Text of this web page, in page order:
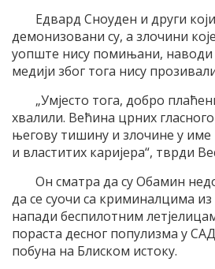
Едвард Сноуден и други
демонизовани су, а злочини
уопште нису помињани, наводи
медији због тога нису
„Умјесто тога, добро
хвалили. Већина црних
његову тишину и злочине у име
и властитих каријера“, тврди
Он сматра да су Обамин
да се суочи са криминалцима
напади беспилотним
пораста десног популизма у
побуна на Блиском истоку.